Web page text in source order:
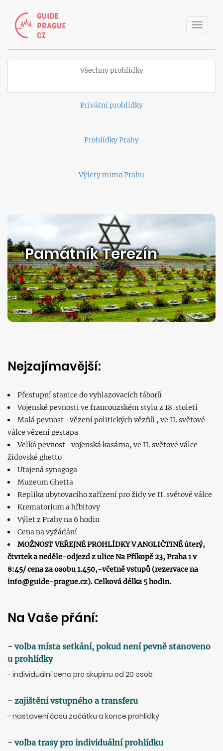
Toggle
Všechny prohlídky
Privátní prohlídky
Prohlídky Prahy
Výlety mimo Prahu
Památník Terezín
Nejzajímavější:
Přestupní stanice do vyhlazovacích táborů
Vojenské pevnosti ve francouzském stylu z 18. století
Malá pevnost -vězení politických vězňů , ve II. světové
válce vězení gestapa
Velká pevnost -vojenská kasárna, ve II. světové válce
židovské ghetto
Utajená synagoga
Muzeum Ghetta
Replika ubytovacího zařízení pro židy ve II. světové válce
Krematorium a hřbitovy
Výlet z Prahy na 6 hodin
Cena na vyžádání
MOŽNOST VEŘEJNÉ PROHLÍDKY V ANGLIČTINĚ úterý,
čtvrtek a neděle-odjezd z ulice Na Příkopě 23, Praha 1 v
8:45/ cena za osobu 1.450,-včetně vstupů (rezervace na
info@guide-prague.cz). Celková délka 5 hodin.
Na Vaše přání:
- volba místa setkání, pokud není pevně stanoveno
u prohlídky
- individuální cena pro skupinu od 20 osob
- zajištění vstupného a transferu
- nastavení času začátku a konce prohlídky
- volba trasy pro individuální prohlídku